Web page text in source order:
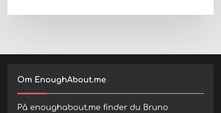
Om EnoughAbout.me
På enoughabout.me finder du Bruno